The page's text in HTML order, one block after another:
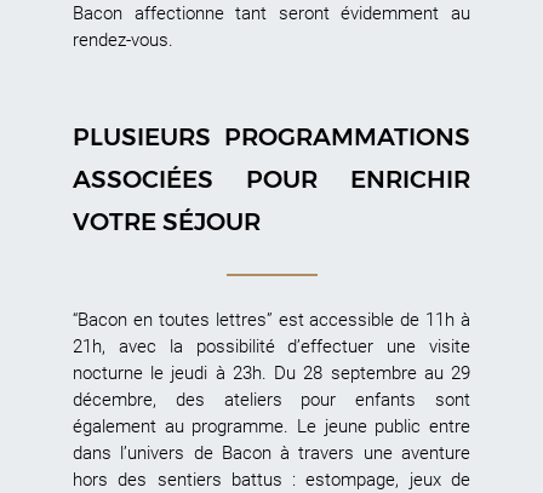
Bacon affectionne tant seront évidemment au
rendez-vous.
PLUSIEURS PROGRAMMATIONS
ASSOCIÉES POUR ENRICHIR
VOTRE SÉJOUR
“Bacon en toutes lettres” est accessible de 11h à
21h, avec la possibilité d’effectuer une visite
nocturne le jeudi à 23h. Du 28 septembre au 29
décembre, des ateliers pour enfants sont
également au programme. Le jeune public entre
dans l’univers de Bacon à travers une aventure
hors des sentiers battus : estompage, jeux de